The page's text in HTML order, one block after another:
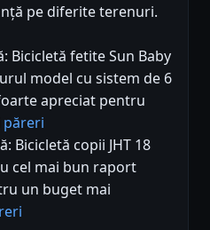
pe diferite terenuri.
Bicicletă fetite Sun Baby
model cu sistem de 6
apreciat pentru
păreri
Bicicletă copii JHT 18
cel mai bun raport
un buget mai